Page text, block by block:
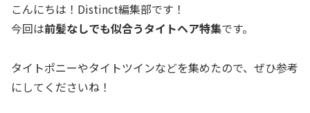
こんにちは！Distinct編集部です！
今回は前髪なしでも似合うタイトヘア特集です。
タイトポニーやタイトツインなどを集めたので、ぜひ参考
にしてくださいね！